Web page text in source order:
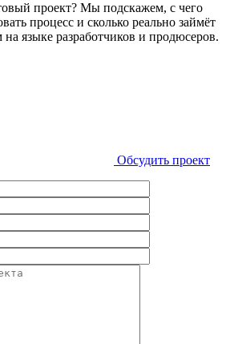
проект? Мы подскажем, с чего
процесс и сколько реально займёт
языке разработчиков и продюсеров.
Обсудить проект